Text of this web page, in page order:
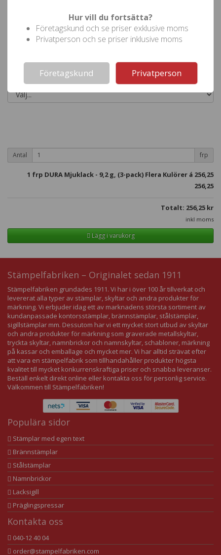
Beställ denna produkt
Välj kulör
Antal frp
1 frp DURA Mjuklack - 9,2 g, (3-pack) Flera Kulörer á 256,25
256,25
Totalt: 256,25 kr
inkl moms
Lägg i varukorg
Stämpelfabriken – Originalet sedan 1911
Stämpelfabriken grundades 1911. Vi har i över 100 år tillverkat och
levererat alla typer av stämplar, skyltar och andra produkter för
märkning. Vi erbjuder idag ett av marknadens största sortiment av
kundanpassade kontorsstämplar, brännstämplar, stålstämplar,
sigillstämplar mm. Dessutom har vi ett mycket stort utbud av skyltar
och andra produkter för märkning som graverade metallskyltar,
tryckta skyltar, namnbrickor och namnskyltar, schabloner, märkning
på kassar och emballage och mycket mer. Vi har alltid strävat efter
att vara en stämpelfabrik som tillhandahåller produkter högsta
kvalitet till mycket konkurrenskraftiga priser och snabba leveranser.
Beställ enkelt direkt online eller kontakta oss för personlig service.
Välkommen till Stämpelfabriken!
Populära sidor
Stämplar med egen text
Brännstämplar
Stålstämplar
Namnbrickor
Lacksigill
Präglingspressar
Kontakta oss
040-12 40 04
order@stampelfabriken.com
Hur vill du fortsätta?
Företagskund och se priser exklusive moms
Privatperson och se priser inklusive moms
Företagskund Privatperson